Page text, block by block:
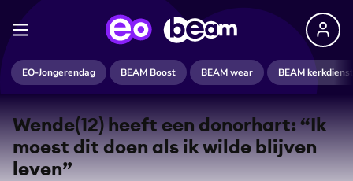
EO-Jongerendag BEAM Boost BEAM wear BEAM kerkdienst
Wende(12) heeft een donorhart: “Ik
moest dit doen als ik wilde blijven
leven”